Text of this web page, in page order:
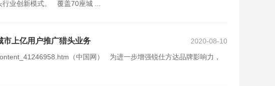
业创新模式。 覆盖70座城 ...
市上亿用户推广猎头业务 2020-08-10
（中国网） 为进一步增强锐仕方达品牌影响力，